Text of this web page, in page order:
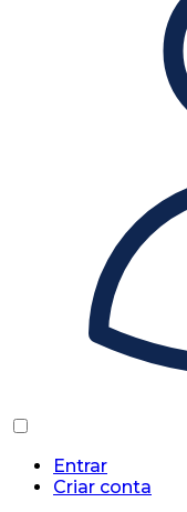
Entrar
Criar conta